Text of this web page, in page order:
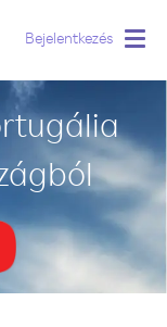
Bejelentkezés